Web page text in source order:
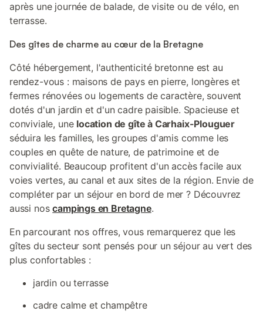
après une journée de balade, de visite ou de vélo, en
terrasse.
Des gîtes de charme au cœur de la Bretagne
Côté hébergement, l'authenticité bretonne est au
rendez-vous : maisons de pays en pierre, longères et
fermes rénovées ou logements de caractère, souvent
dotés d'un jardin et d'un cadre paisible. Spacieuse et
conviviale, une location de gîte à Carhaix-Plouguer
séduira les familles, les groupes d'amis comme les
couples en quête de nature, de patrimoine et de
convivialité. Beaucoup profitent d'un accès facile aux
voies vertes, au canal et aux sites de la région. Envie de
compléter par un séjour en bord de mer ? Découvrez
aussi noscampings en Bretagne.
En parcourant nos offres, vous remarquerez que les
gîtes du secteur sont pensés pour un séjour au vert des
plus confortables :
jardin ou terrasse
cadre calme et champêtre